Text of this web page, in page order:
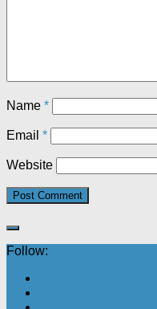
Name *
Email *
Website
Follow: